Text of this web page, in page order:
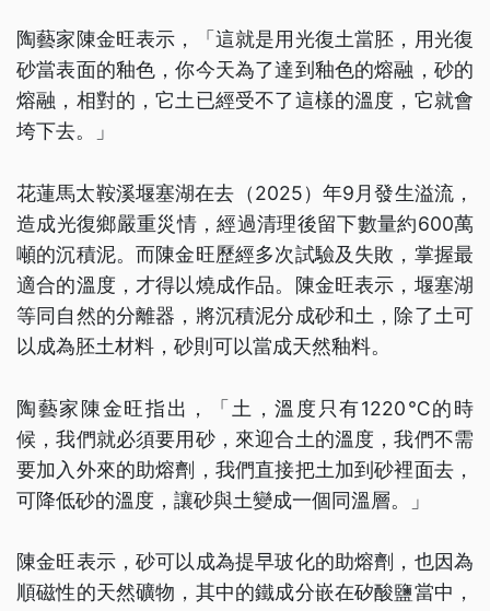
陶藝家陳金旺表示，「這就是用光復土當胚，用光復
砂當表面的釉色，你今天為了達到釉色的熔融，砂的
熔融，相對的，它土已經受不了這樣的溫度，它就會
垮下去。」
花蓮馬太鞍溪堰塞湖在去（2025）年9月發生溢流，
造成光復鄉嚴重災情，經過清理後留下數量約600萬
噸的沉積泥。而陳金旺歷經多次試驗及失敗，掌握最
適合的溫度，才得以燒成作品。陳金旺表示，堰塞湖
等同自然的分離器，將沉積泥分成砂和土，除了土可
以成為胚土材料，砂則可以當成天然釉料。
陶藝家陳金旺指出，「土，溫度只有1220℃的時
候，我們就必須要用砂，來迎合土的溫度，我們不需
要加入外來的助熔劑，我們直接把土加到砂裡面去，
可降低砂的溫度，讓砂與土變成一個同溫層。」
陳金旺表示，砂可以成為提早玻化的助熔劑，也因為
順磁性的天然礦物，其中的鐵成分嵌在矽酸鹽當中，